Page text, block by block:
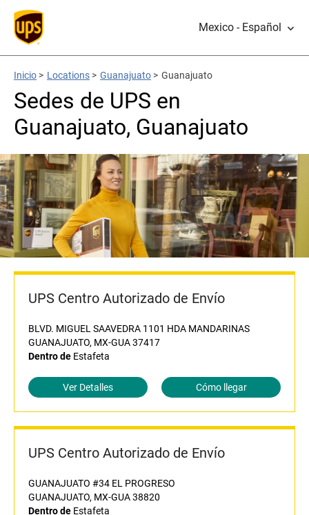
Mexico - Español
Inicio > Locations > Guanajuato > Guanajuato
Sedes de UPS en
Guanajuato, Guanajuato
UPS Centro Autorizado de Envío
BLVD. MIGUEL SAAVEDRA 1101 HDA MANDARINAS
GUANAJUATO, MX-GUA 37417
Dentro de Estafeta
Ver Detalles Cómo llegar
UPS Centro Autorizado de Envío
GUANAJUATO #34 EL PROGRESO
GUANAJUATO, MX-GUA 38820
Dentro de Estafeta